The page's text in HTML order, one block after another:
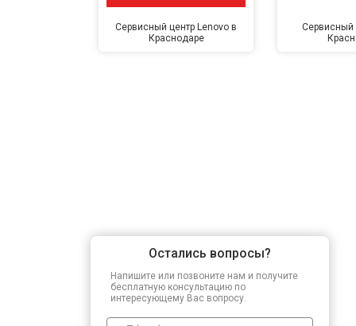
Сервисный центр Lenovo в
Краснодаре
Сервисный
Остались вопросы?
Напишите или позвоните нам и получите
бесплатную консультацию по
интересующему Вас вопросу.